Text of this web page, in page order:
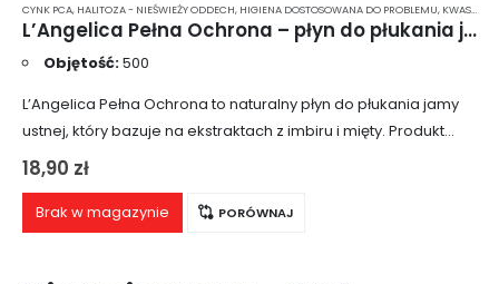
CYNK PCA, HALITOZA - NIEŚWIEŻY ODDECH, HIGIENA DOSTOSOWANA DO PROBLEMU, KWASOWA EROZJA SZKLIWA
L’Angelica Pełna Ochrona – płyn do płukania jamy ustnej z imbirem i miętą 500 ml
Objętość:500
L’Angelica Pełna Ochrona to naturalny płyn do płukania jamy
ustnej, który bazuje na ekstraktach z imbiru i mięty. Produkt
bardzo skutecznie odświeża oddech, zapobiega
powstawaniu płytki nazębnej, zapewnia ochronę przed…
18,90 zł
Brak w magazynie PORÓWNAJ